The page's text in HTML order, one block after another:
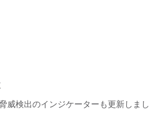
威検出のインジケーターも更新しまし